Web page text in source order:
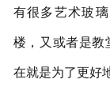
有很多艺术玻
楼，又或者是教
在就是为了更好